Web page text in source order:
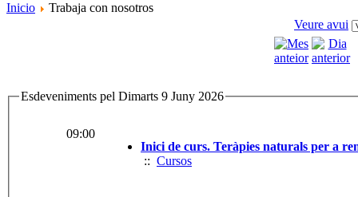
Inicio
Trabaja con nosotros
Veure avui
Esdeveniments pel Dimarts 9 Juny 2026
09:00
Inici de curs. Teràpies naturals per a
:: Cursos